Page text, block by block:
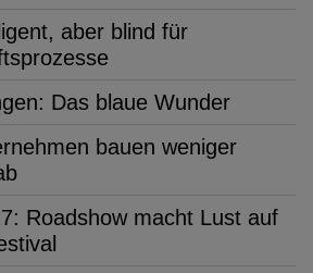
aber blind für
Das blaue Wunder
bauen weniger
Roadshow macht Lust auf